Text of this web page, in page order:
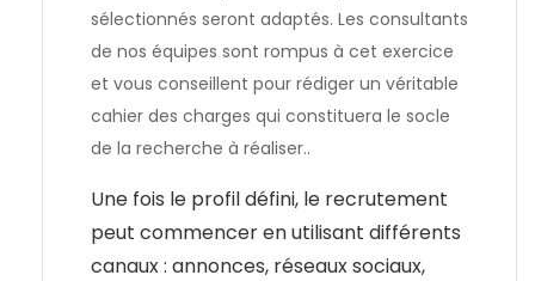
sélectionnés seront adaptés. Les consultants
de nos équipes sont rompus à cet exercice
et vous conseillent pour rédiger un véritable
cahier des charges qui constituera le socle
de la recherche à réaliser..
Une fois le profil défini, le recrutement
peut commencer en utilisant différents
canaux : annonces, réseaux sociaux,